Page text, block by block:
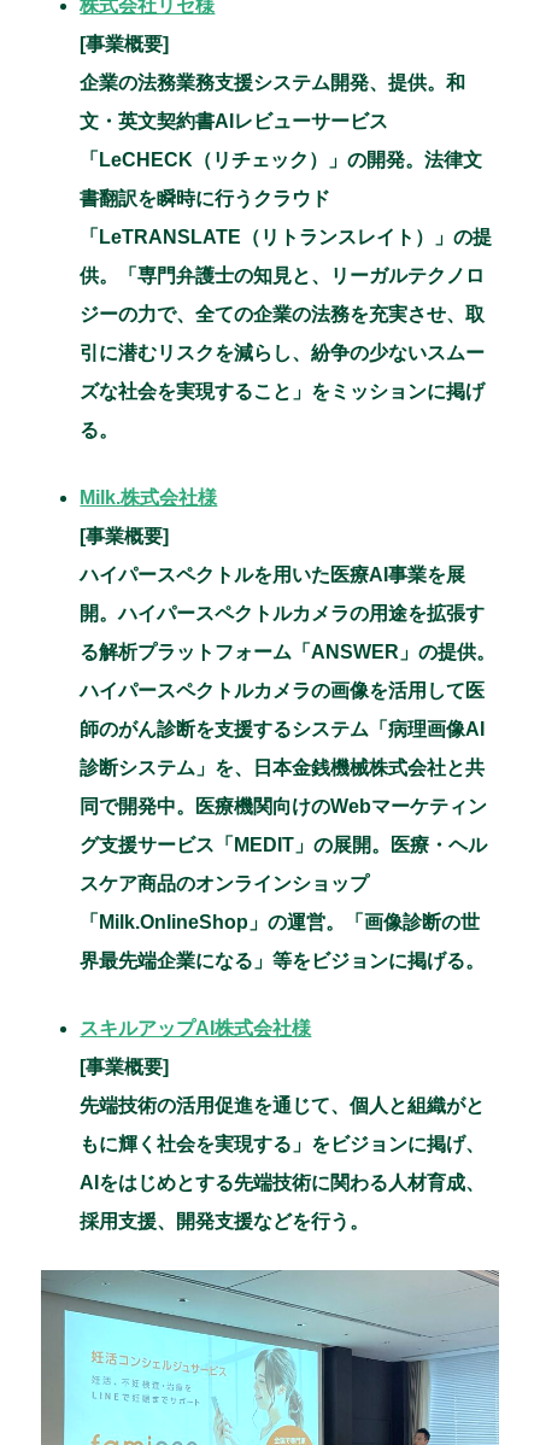
株式会社リセ様
[事業概要]
企業の法務業務支援システム開発、提供。和
文・英文契約書AIレビューサービス
「LeCHECK（リチェック）」の開発。法律文
書翻訳を瞬時に行うクラウド
「LeTRANSLATE（リトランスレイト）」の提
供。「専門弁護士の知見と、リーガルテクノロ
ジーの力で、全ての企業の法務を充実させ、取
引に潜むリスクを減らし、紛争の少ないスムー
ズな社会を実現すること」をミッションに掲げ
る。
Milk.株式会社様
[事業概要]
ハイパースペクトルを用いた医療AI事業を展
開。ハイパースペクトルカメラの用途を拡張す
る解析プラットフォーム「ANSWER」の提供。
ハイパースペクトルカメラの画像を活用して医
師のがん診断を支援するシステム「病理画像AI
診断システム」を、日本金銭機械株式会社と共
同で開発中。医療機関向けのWebマーケティン
グ支援サービス「MEDIT」の展開。医療・ヘル
スケア商品のオンラインショップ
「Milk.OnlineShop」の運営。「画像診断の世
界最先端企業になる」等をビジョンに掲げる。
スキルアップAI株式会社様
[事業概要]
先端技術の活用促進を通じて、個人と組織がと
もに輝く社会を実現する」をビジョンに掲げ、
AIをはじめとする先端技術に関わる人材育成、
採用支援、開発支援などを行う。